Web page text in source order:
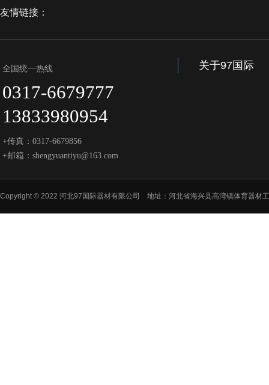
友情链接：
全国统一热线
0317-6679777
13833980954
+传真：0317-6679856
+邮箱：shengyuantiyu@163.com
关于97国际
Copyright © 2022 河北97国际器材有限公司 地址：河北省海兴县高湾镇体育器